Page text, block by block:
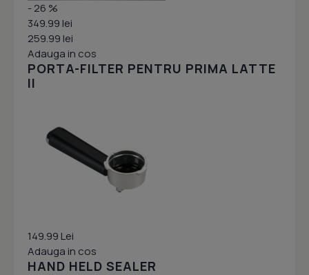
- 26 %
349.99 lei
259.99 lei
Adauga in cos
PORTA-FILTER PENTRU PRIMA LATTE
II
149.99 Lei
Adauga in cos
HAND HELD SEALER